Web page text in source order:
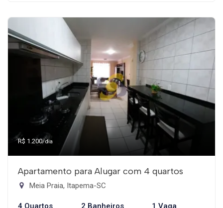
R$ 1.200/dia
Apartamento para Alugar com 4 quartos
Meia Praia, Itapema-SC
4 Quartos 2 Banheiros 1 Vaga